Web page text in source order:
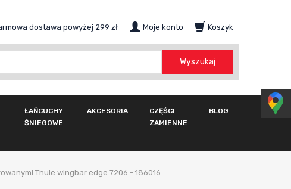
dostawa powyżej 299 zł Moje konto Koszyk
Wyszukaj
ŁAŃCUCHY
ŚNIEGOWE
AKCESORIA
CZĘŚCI
ZAMIENNE
BLOG
Thule wingbar edge 7206 - 186016